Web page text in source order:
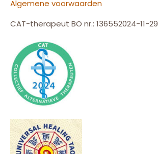
Algemene voorwaarden
CAT-therapeut BO nr.: 136552024-11-29